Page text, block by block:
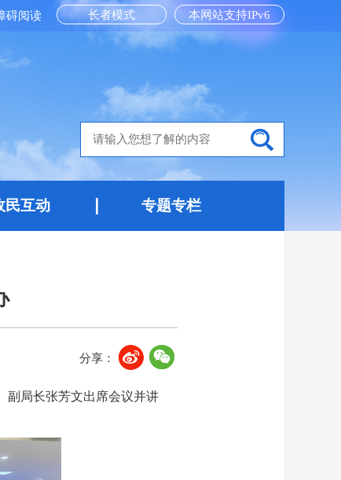
本网站支持IPv6
长者模式
碍阅读
民互动 专题专栏
分享：
副局长张芳文出席会议并讲